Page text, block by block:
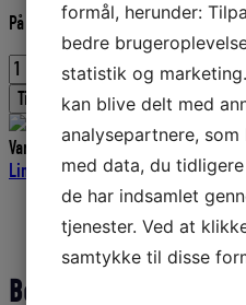
På lager
Spun
nylon
10/6,
grøn
Spoler
a
Tilføj til kurv
Varenummer (SKU):D5106
Liner og tovværk,Fiskeriudstyr
Beskrivelse
Yderligere information
Beskrivelse
formål, herunder:
bedre
statistik og
kan blive delt med
analysepartnere,
med data, du
de har indsamlet
tjenester. Ved at
samtykke til disse